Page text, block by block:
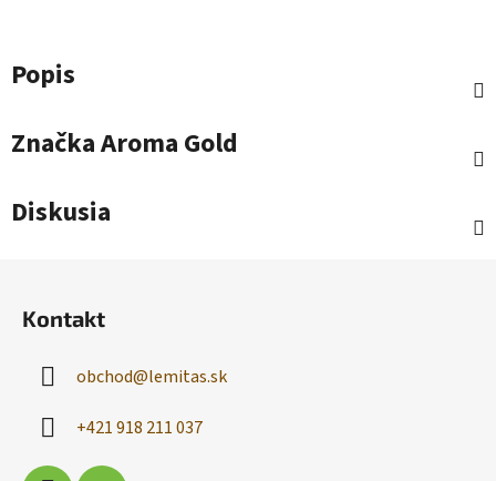
Popis
ZnačkaAroma Gold
Diskusia
Kontakt
obchod@lemitas.sk
+421 918 211 037